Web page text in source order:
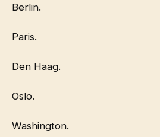
Berlin.
Paris.
Den Haag.
Oslo.
Washington.